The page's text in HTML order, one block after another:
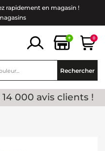
rapidement en magasin !
+ 0
Rechercher
14 000 avis clients !